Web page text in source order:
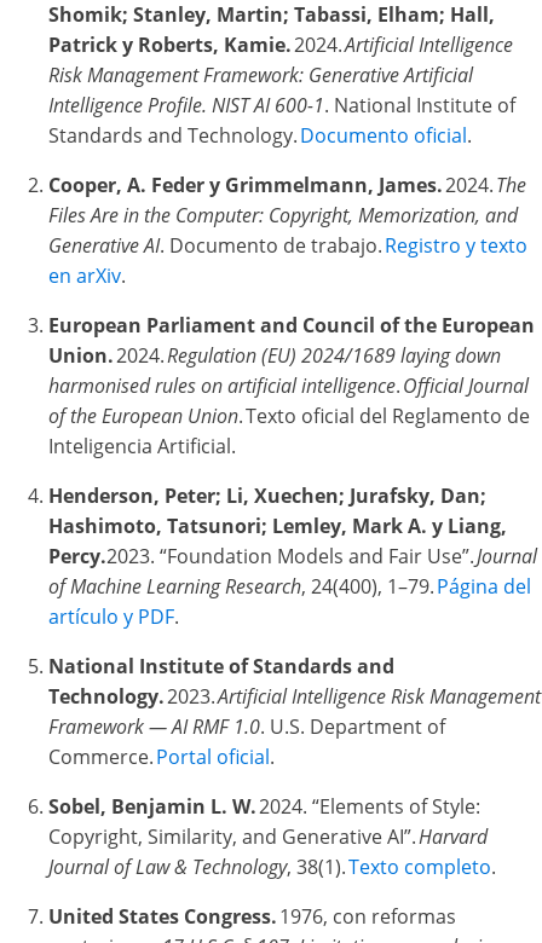
Shomik; Stanley, Martin; Tabassi, Elham; Hall,
Patrick y Roberts, Kamie.2024.Artificial Intelligence
Risk Management Framework: Generative Artificial
Intelligence Profile. NIST AI 600-1. National Institute of
Standards and Technology.Documento oficial.
Cooper, A. Feder y Grimmelmann, James.2024.The
Files Are in the Computer: Copyright, Memorization, and
Generative AI. Documento de trabajo.Registro y texto
en arXiv.
European Parliament and Council of the European
Union.2024.Regulation (EU) 2024/1689 laying down
harmonised rules on artificial intelligence.Official Journal
of the European Union. Texto oficial del Reglamento de
Inteligencia Artificial.
Henderson, Peter; Li, Xuechen; Jurafsky, Dan;
Hashimoto, Tatsunori; Lemley, Mark A. y Liang,
Percy.2023. “Foundation Models and Fair Use”.Journal
of Machine Learning Research, 24(400), 1–79.Página del
artículo y PDF.
National Institute of Standards and
Technology.2023.Artificial Intelligence Risk Management
Framework — AI RMF 1.0. U.S. Department of
Commerce.Portal oficial.
Sobel, Benjamin L. W.2024. “Elements of Style:
Copyright, Similarity, and Generative AI”.Harvard
Journal of Law & Technology, 38(1).Texto completo.
United States Congress.1976, con reformas